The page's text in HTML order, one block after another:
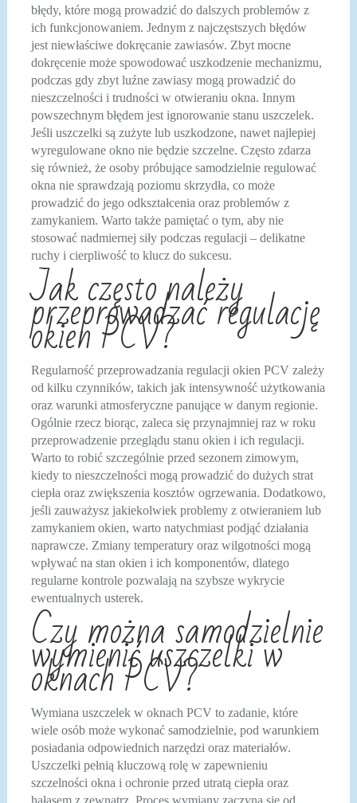
błędy, które mogą prowadzić do dalszych problemów z
ich funkcjonowaniem. Jednym z najczęstszych błędów
jest niewłaściwe dokręcanie zawiasów. Zbyt mocne
dokręcenie może spowodować uszkodzenie mechanizmu,
podczas gdy zbyt luźne zawiasy mogą prowadzić do
nieszczelności i trudności w otwieraniu okna. Innym
powszechnym błędem jest ignorowanie stanu uszczelek.
Jeśli uszczelki są zużyte lub uszkodzone, nawet najlepiej
wyregulowane okno nie będzie szczelne. Często zdarza
się również, że osoby próbujące samodzielnie regulować
okna nie sprawdzają poziomu skrzydła, co może
prowadzić do jego odkształcenia oraz problemów z
zamykaniem. Warto także pamiętać o tym, aby nie
stosować nadmiernej siły podczas regulacji – delikatne
ruchy i cierpliwość to klucz do sukcesu.
Jak często należy
przeprowadzać regulację
okien PCV?
Regularność przeprowadzania regulacji okien PCV zależy
od kilku czynników, takich jak intensywność użytkowania
oraz warunki atmosferyczne panujące w danym regionie.
Ogólnie rzecz biorąc, zaleca się przynajmniej raz w roku
przeprowadzenie przeglądu stanu okien i ich regulacji.
Warto to robić szczególnie przed sezonem zimowym,
kiedy to nieszczelności mogą prowadzić do dużych strat
ciepła oraz zwiększenia kosztów ogrzewania. Dodatkowo,
jeśli zauważysz jakiekolwiek problemy z otwieraniem lub
zamykaniem okien, warto natychmiast podjąć działania
naprawcze. Zmiany temperatury oraz wilgotności mogą
wpływać na stan okien i ich komponentów, dlatego
regularne kontrole pozwalają na szybsze wykrycie
ewentualnych usterek.
Czy można samodzielnie
wymienić uszczelki w
oknach PCV?
Wymiana uszczelek w oknach PCV to zadanie, które
wiele osób może wykonać samodzielnie, pod warunkiem
posiadania odpowiednich narzędzi oraz materiałów.
Uszczelki pełnią kluczową rolę w zapewnieniu
szczelności okna i ochronie przed utratą ciepła oraz
hałasem z zewnątrz. Proces wymiany zaczyna się od